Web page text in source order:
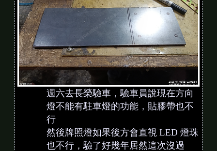
週六去長榮驗車，驗車員說現在方向
燈不能有駐車燈的功能，貼膠帶也不
行
然後牌照燈如果後方會直視 LED 燈珠
也不行，驗了好幾年居然這次沒過